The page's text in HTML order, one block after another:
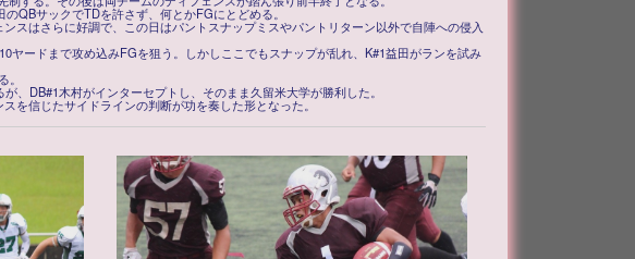
QBサックでTDを許さず、何とかFGにとどめる。
スはさらに好調で、この日はパントスナップミスやパントリターン以外で自陣への侵入
ードまで攻め込みFGを狙う。しかしここでもスナップが乱れ、K#1益田がランを試み
DB#1木村がインターセプトし、そのまま久留米大学が勝利した。
を信じたサイドラインの判断が功を奏した形となった。